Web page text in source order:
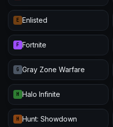
E Enlisted
F Fortnite
G Gray Zone Warfare
H Halo Infinite
H Hunt: Showdown